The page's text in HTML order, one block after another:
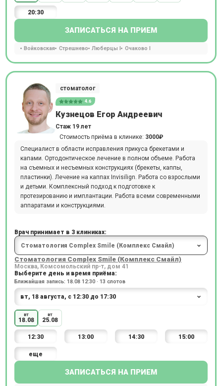
20:30
ЗАПИСАТЬСЯ НА ПРИЕМ
Войковская Стрешнево Люберцы I Очаково I
стоматолог
4.6
Кузнецов Егор Андреевич
Стаж 19 лет
Стоимость приёма в клинике: 3000₽
Специалист в области исправления прикуса брекетами и
капами. Ортодонтическое лечение в полном объеме. Работа
на съемных и несъемных конструкциях (брекеты, каппы,
пластинки). Лечение на каппах Invisilign. Работа со взрослыми
и детьми. Комплексный подход к подготовке к
протезированию и имплантации. Работа всеми современными
аппаратами и конструкциями.
Врач принимает в 3 клиниках:
Стоматология Complex Smile (Комплекс Смайл)
Москва, Комсомольский пр-т, дом 41
Выберите день и время приёма:
Ближайшая запись: 18.08 12:30 · 13 слотов
вт
18.08
вт
25.08
12:30 13:00 14:30 15:00
еще
ЗАПИСАТЬСЯ НА ПРИЕМ